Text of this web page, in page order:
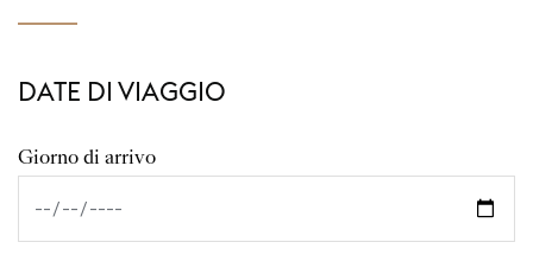
DATE DI VIAGGIO
Giorno di arrivo